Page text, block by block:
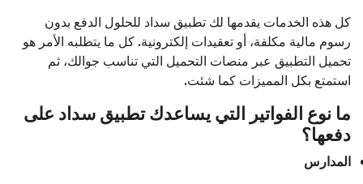
كل هذه الخدمات يقدمها لك تطبيق سداد للحلول الدفع بدون
رسوم مالية مكلفة، أو تعقيدات إلكترونية. كل ما يتطلبه الأمر هو
تحميل التطبيق عبر منصات التحميل التي تناسب جوالك، ثم
استمتع بكل المميزات كما شئت.
ما نوع الفواتير التي يساعدك تطبيق سداد على
دفعها؟
المدارس